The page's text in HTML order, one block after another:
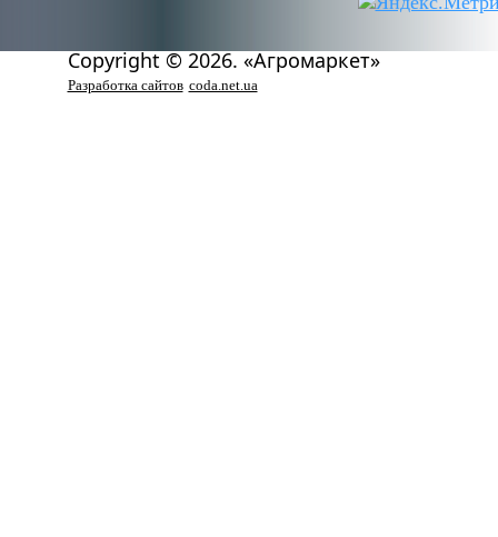
Copyright © 2026. «Агромаркет»
Разработка сайтов coda.net.ua